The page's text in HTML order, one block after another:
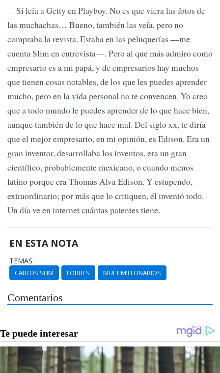
—Sí leía a Getty en Playboy. No es que viera las fotos de
las muchachas… Bueno, también las veía, pero no
compraba la revista. Estaba en las peluquerías —me
cuenta Slim en entrevista—. Pero al que más admiro como
empresario es a mi papá, y de empresarios hay muchos
que tienen cosas notables, de los que les puedes aprender
mucho, pero en la vida personal no te convencen. Yo creo
que a todo mundo le puedes aprender de lo que hace bien,
aunque también de lo que hace mal. Del siglo xx, te diría
que el mejor empresario, en mi opinión, es Edison. Era un
gran inventor, desarrollaba los inventos, era un gran
científico, probablemente mexicano, o cuando menos
latino porque era Thomas Alva Edison. Y estupendo,
extraordinario; por más que lo critiquen, él inventó todo.
Un día ve en internet cuántas patentes tiene.
EN ESTA NOTA
TEMAS:
CARLOS SLIM FORBES MULTIMILLONARIOS
Comentarios